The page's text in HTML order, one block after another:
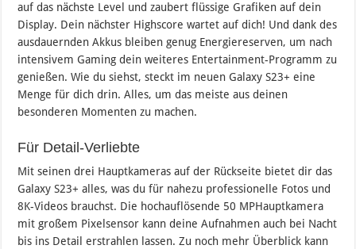
auf das nächste Level und zaubert flüssige Grafiken auf dein
Display. Dein nächster Highscore wartet auf dich! Und dank des
ausdauernden Akkus bleiben genug Energiereserven, um nach
intensivem Gaming dein weiteres Entertainment-Programm zu
genießen. Wie du siehst, steckt im neuen Galaxy S23+ eine
Menge für dich drin. Alles, um das meiste aus deinen
besonderen Momenten zu machen.
Für Detail-Verliebte
Mit seinen drei Hauptkameras auf der Rückseite bietet dir das
Galaxy S23+ alles, was du für nahezu professionelle Fotos und
8K-Videos brauchst. Die hochauflösende 50 MPHauptkamera
mit großem Pixelsensor kann deine Aufnahmen auch bei Nacht
bis ins Detail erstrahlen lassen. Zu noch mehr Überblick kann